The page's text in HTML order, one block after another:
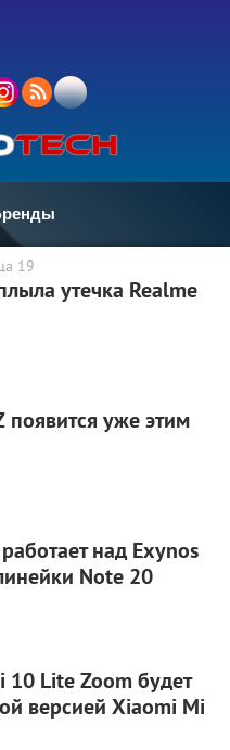
19
утечка Realme
появится уже этим
над Exynos
Note 20
10 Lite Zoom будет
версией Xiaomi Mi